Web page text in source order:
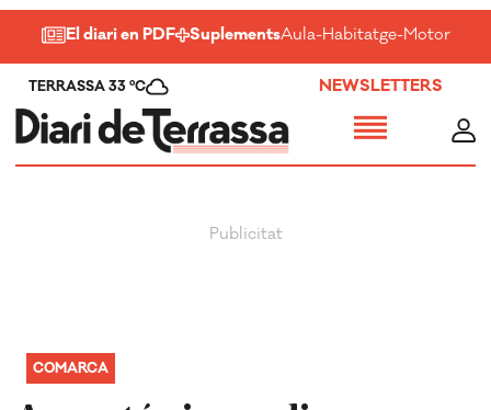
El diari en PDF SuplementsAula-Habitatge-Motor-
TERRASSA 33 ºC NEWSLETTERS
COMARCA